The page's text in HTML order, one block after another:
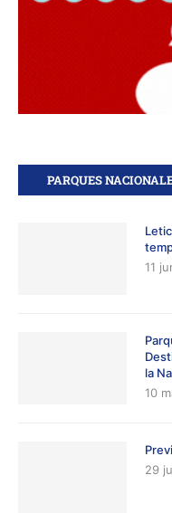
PARQUES
11
la
10
29